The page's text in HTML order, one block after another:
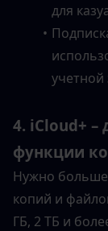
для
учетной
4. iCloud+
функции
Нужно больше
копий и
ГБ, 2 ТБ и